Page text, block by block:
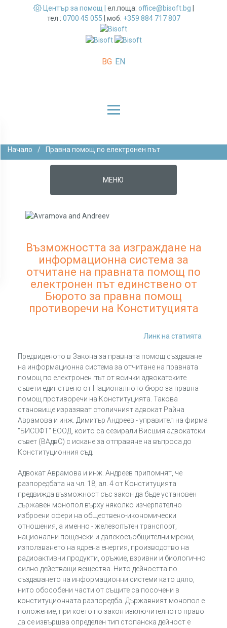
Център за помощ | ел.поща: office@bisoft.bg
тел : 0700 45 055 моб: +359 884 717 807
BG EN
Начало / Правна помощ по електронен път
МЕНЮ
Възможността за изграждане на
информационна система за
отчитане на правната помощ по
електронен път единствено от
Бюрото за правна помощ
противоречи на Конституцията
Линк на статията
Предвиденото в Закона за правната помощ създаване
на информационна система за отчитане на правната
помощ по електронен път от всички адвокатските
съвети единствено от Националното бюро за правна
помощ противоречи на Конституцията. Такова
становище изразяват столичният адвокат Райна
Аврамова и инж. Димитър Андреев - управител на фирма
"БИСОФТ" ЕООД, които са сезирали Висшия адвокатски
съвет (ВАдвС) с искане за отправяне на въпроса до
Конституционния съд.
Адвокат Аврамова и инж. Андреев припомнят, че
разпоредбата на чл. 18, ал. 4 от Конституцията
предвижда възможност със закон да бъде установен
държавен монопол върху няколко изчерпателно
изброени сфери на обществено-икономически
отношения, а именно - железопътен транспорт,
национални пощенски и далекосъобщителни мрежи,
използването на ядрена енергия, производство на
радиоактивни продукти, оръжие, взривни и биологично
силно действащи вещества. Нито дейността по
създаването на информационни системи като цяло,
нито обособени части от същите са посочени в
конституционната разпоредба. Държавният монопол е
положение, при което по закон изключителното право
да се извършва определен тип стопанска дейност е